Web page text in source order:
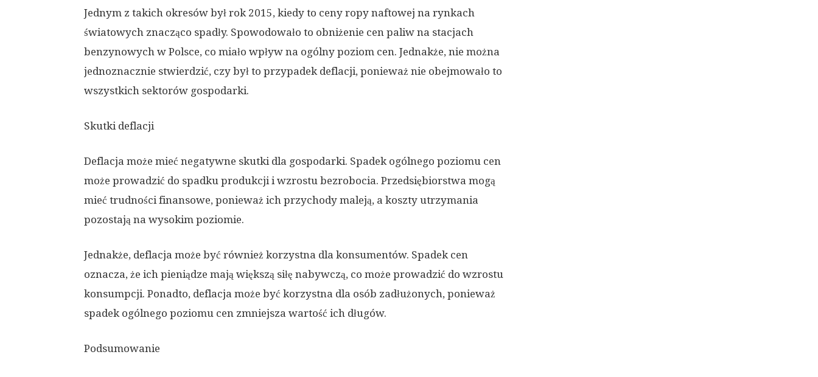
Jednym z takich okresów był rok 2015, kiedy to ceny ropy naftowej na rynkach
światowych znacząco spadły. Spowodowało to obniżenie cen paliw na stacjach
benzynowych w Polsce, co miało wpływ na ogólny poziom cen. Jednakże, nie można
jednoznacznie stwierdzić, czy był to przypadek deflacji, ponieważ nie obejmowało to
wszystkich sektorów gospodarki.
Skutki deflacji
Deflacja może mieć negatywne skutki dla gospodarki. Spadek ogólnego poziomu cen
może prowadzić do spadku produkcji i wzrostu bezrobocia. Przedsiębiorstwa mogą
mieć trudności finansowe, ponieważ ich przychody maleją, a koszty utrzymania
pozostają na wysokim poziomie.
Jednakże, deflacja może być również korzystna dla konsumentów. Spadek cen
oznacza, że ich pieniądze mają większą siłę nabywczą, co może prowadzić do wzrostu
konsumpcji. Ponadto, deflacja może być korzystna dla osób zadłużonych, ponieważ
spadek ogólnego poziomu cen zmniejsza wartość ich długów.
Podsumowanie